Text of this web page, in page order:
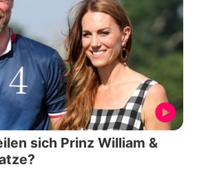
sich Prinz William &